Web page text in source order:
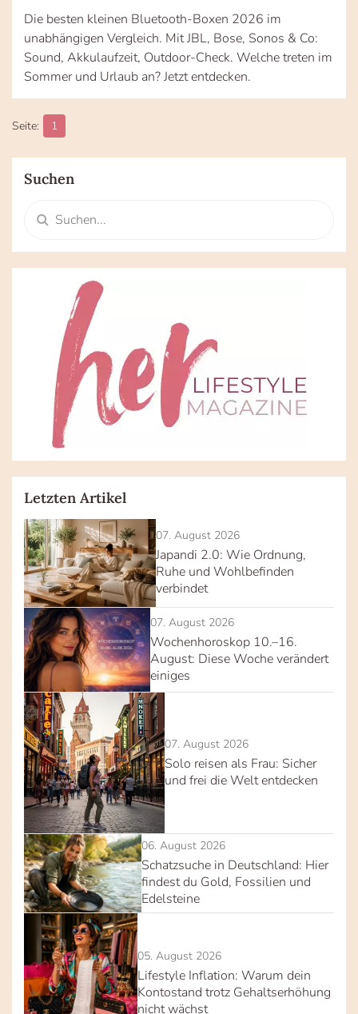
Die besten kleinen Bluetooth-Boxen 2026 im
unabhängigen Vergleich. Mit JBL, Bose, Sonos & Co:
Sound, Akkulaufzeit, Outdoor-Check. Welche treten im
Sommer und Urlaub an? Jetzt entdecken.
1
Suchen
Letzten Artikel
07. August 2026
Japandi 2.0: Wie Ordnung,
Ruhe und Wohlbefinden
verbindet
07. August 2026
Wochenhoroskop 10.–16.
August: Diese Woche verändert
einiges
07. August 2026
Solo reisen als Frau: Sicher
und frei die Welt entdecken
06. August 2026
Schatzsuche in Deutschland: Hier
findest du Gold, Fossilien und
Edelsteine
05. August 2026
Lifestyle Inflation: Warum dein
Kontostand trotz Gehaltserhöhung
nicht wächst